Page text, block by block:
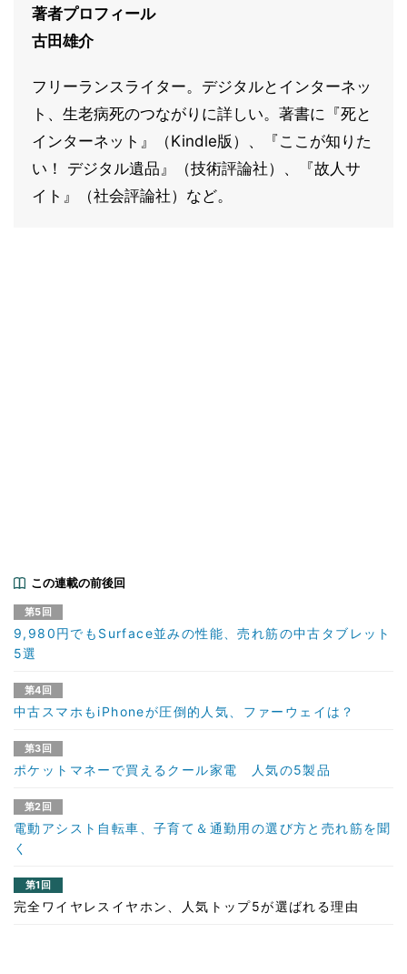
著者プロフィール
古田雄介
フリーランスライター。デジタルとインターネッ
ト、生老病死のつながりに詳しい。著書に『死と
インターネット』（Kindle版）、『ここが知りた
い！ デジタル遺品』（技術評論社）、『故人サ
イト』（社会評論社）など。
この連載の前後回
第5回
9,980円でもSurface並みの性能、売れ筋の中古タブレット
5選
第4回
中古スマホもiPhoneが圧倒的人気、ファーウェイは？
第3回
ポケットマネーで買えるクール家電 人気の5製品
第2回
電動アシスト自転車、子育て＆通勤用の選び方と売れ筋を聞
く
第1回
完全ワイヤレスイヤホン、人気トップ5が選ばれる理由